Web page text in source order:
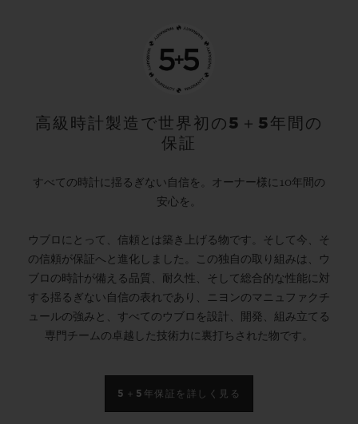
高級時計製造で世界初の5＋5年間の
保証
すべての時計に揺るぎない自信を。オーナー様に10年間の
安心を。
ウブロにとって、信頼とは築き上げる物です。そして今、そ
の信頼が保証へと進化しました。この独自の取り組みは、ウ
ブロの時計が備える品質、耐久性、そして総合的な性能に対
する揺るぎない自信の表れであり、ニヨンのマニュファクチ
ュールの強みと、すべてのウブロを設計、開発、組み立てる
専門チームの卓越した技術力に裏打ちされた物です。
5＋5年保証を詳しく見る